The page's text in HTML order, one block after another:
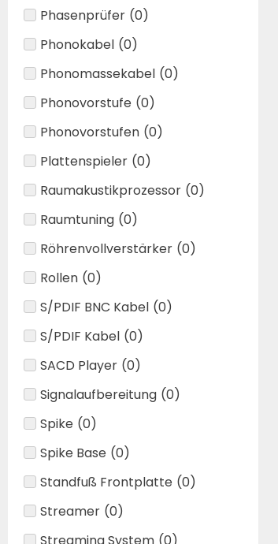
Phasenprüfer (0)
Phonokabel (0)
Phonomassekabel (0)
Phonovorstufe (0)
Phonovorstufen (0)
Plattenspieler (0)
Raumakustikprozessor (0)
Raumtuning (0)
Röhrenvollverstärker (0)
Rollen (0)
S/PDIF BNC Kabel (0)
S/PDIF Kabel (0)
SACD Player (0)
Signalaufbereitung (0)
Spike (0)
Spike Base (0)
Standfuß Frontplatte (0)
Streamer (0)